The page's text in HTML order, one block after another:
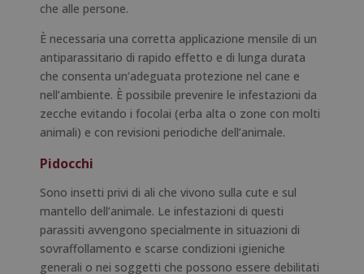
che alle persone.
È necessaria una corretta applicazione mensile di un
antiparassitario di rapido effetto e di lunga durata
che consenta un’adeguata protezione nel cane e
nell’ambiente. È possibile prevenire le infestazioni da
zecche evitando i focolai (erba alta o zone con molti
animali) e con revisioni periodiche dell’animale.
Pidocchi
Sono insetti privi di ali che vivono sulla cute e sul
mantello dell’animale. Le infestazioni di questi
parassiti avvengono specialmente in situazioni di
sovraffollamento e scarse condizioni igieniche
generali o nei soggetti che possono essere debilitati